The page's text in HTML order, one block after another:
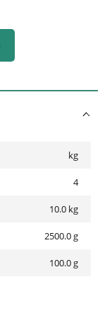
kg
4
10.0 kg
2500.0 g
100.0 g